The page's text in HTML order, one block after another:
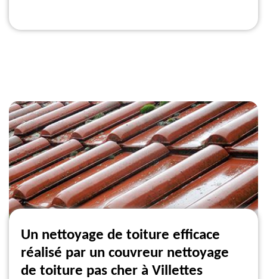
Un nettoyage de toiture efficace
réalisé par un couvreur nettoyage
de toiture pas cher à Villettes